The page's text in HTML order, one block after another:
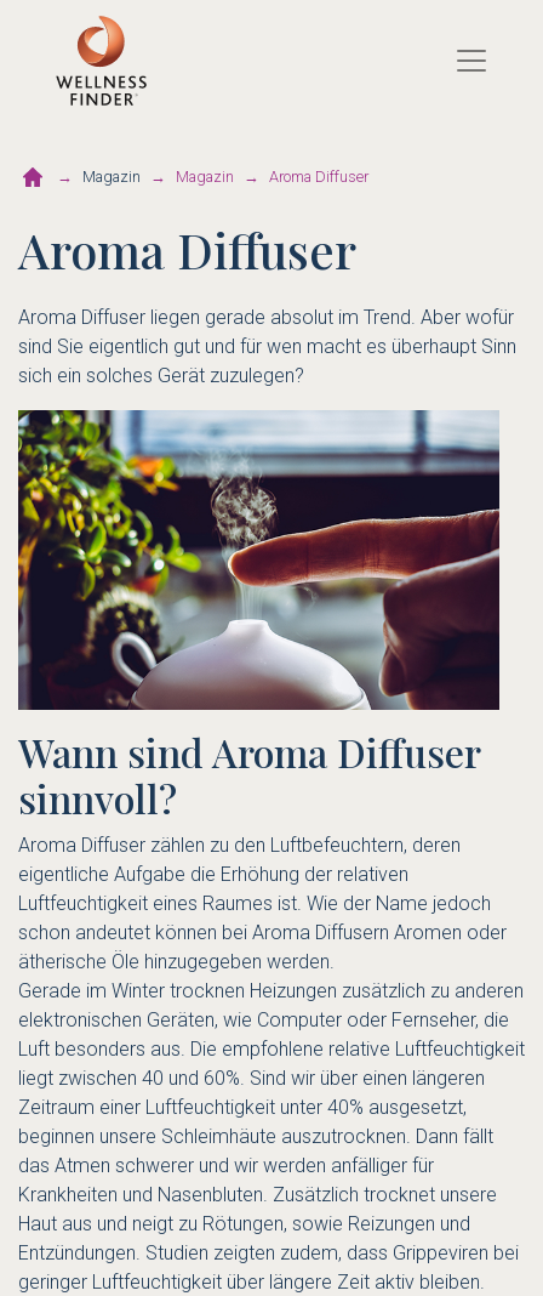
Magazin Magazin Aroma Diffuser
Aroma Diffuser
Aroma Diffuser liegen gerade absolut im Trend. Aber wofür
sind Sie eigentlich gut und für wen macht es überhaupt Sinn
sich ein solches Gerät zuzulegen?
Wann sind Aroma Diffuser
sinnvoll?
Aroma Diffuser zählen zu den Luftbefeuchtern, deren
eigentliche Aufgabe die Erhöhung der relativen
Luftfeuchtigkeit eines Raumes ist. Wie der Name jedoch
schon andeutet können bei Aroma Diffusern Aromen oder
ätherische Öle hinzugegeben werden.
Gerade im Winter trocknen Heizungen zusätzlich zu anderen
elektronischen Geräten, wie Computer oder Fernseher, die
Luft besonders aus. Die empfohlene relative Luftfeuchtigkeit
liegt zwischen 40 und 60%. Sind wir über einen längeren
Zeitraum einer Luftfeuchtigkeit unter 40% ausgesetzt,
beginnen unsere Schleimhäute auszutrocknen. Dann fällt
das Atmen schwerer und wir werden anfälliger für
Krankheiten und Nasenbluten. Zusätzlich trocknet unsere
Haut aus und neigt zu Rötungen, sowie Reizungen und
Entzündungen. Studien zeigten zudem, dass Grippeviren bei
geringer Luftfeuchtigkeit über längere Zeit aktiv bleiben.